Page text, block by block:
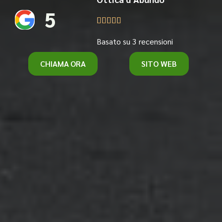
5     
Basato su 3 recensioni
CHIAMA ORA SITO WEB